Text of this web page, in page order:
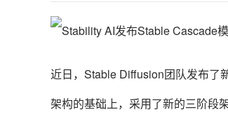
近日，Stable Diffusion团队发布了
架构的基础上，采用了新的三阶段